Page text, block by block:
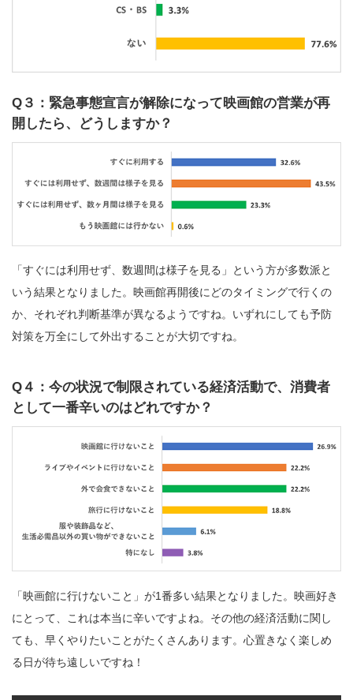
Q３：緊急事態宣言が解除になって映画館の営業が再
開したら、どうしますか？
「すぐには利用せず、数週間は様子を見る」という方が多数派と
いう結果となりました。映画館再開後にどのタイミングで行くの
か、それぞれ判断基準が異なるようですね。いずれにしても予防
対策を万全にして外出することが大切ですね。
Q４：今の状況で制限されている経済活動で、消費者
として一番辛いのはどれですか？
「映画館に行けないこと」が1番多い結果となりました。映画好き
にとって、これは本当に辛いですよね。その他の経済活動に関し
ても、早くやりたいことがたくさんあります。心置きなく楽しめ
る日が待ち遠しいですね！